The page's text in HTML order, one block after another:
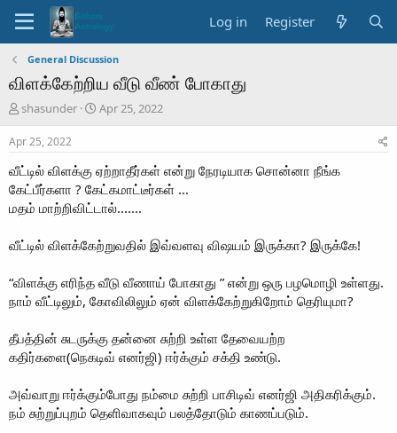
Log in Register
General Discussion
விளக்கேற்றிய வீடு வீண் போகாது
T
h
r
a
d
s
t
r
e
r
shasunder
S
t
t
d
a
Apr 25, 2022
Apr 25, 2022
வீட்டில் விளக்கு ஏற்றாதீர்கள் என்று நேரடியாக சொன்னா நீங்க
கேட்பீர்களா ? கேட்கமாட்டீர்கள் ...
மதம் மாற்றிவிட்டால்.......
வீட்டில் விளக்கேற்றுவதில் இவ்வளவு விஷயம் இருக்கா? இருக்கே!
“விளக்கு எரிந்த வீடு வீணாய் போகாது ” என்று ஒரு பழமொழி உள்ளது.
நாம் வீட்டிலும், கோவிலிலும் ஏன் விளக்கேற்றுகிறோம் தெரியுமா?
தீபத்தின் சுடருக்கு தன்னை சுற்றி உள்ள தேவையற்ற
கதிர்களை(நெகடிவ் எனர்ஜி) ஈர்க்கும் சக்தி உண்டு.
அவ்வாறு ஈர்க்கும்போது நம்மை சுற்றி பாசிடிவ் எனர்ஜி அதிகரிக்கும்.
நம் சுற்றுப்புறம் தெளிவாகவும் பலத்தோடும் காணப்படும்.